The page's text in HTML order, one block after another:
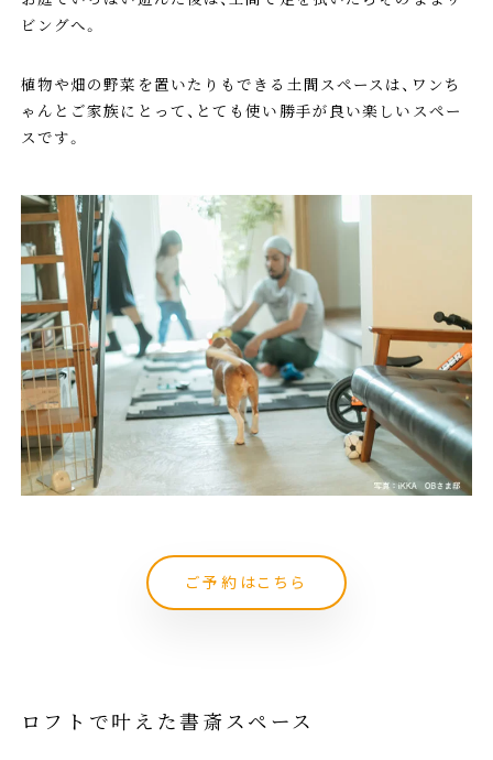
ビングへ。
植物や畑の野菜を置いたりもできる土間スペースは、ワンち
ゃんとご家族にとって、とても使い勝手が良い楽しいスペー
スです。
ご予約はこちら
ロフトで叶えた書斎スペース